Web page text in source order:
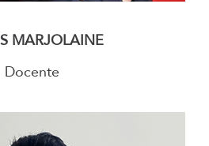
MARJOLAINE
Docente